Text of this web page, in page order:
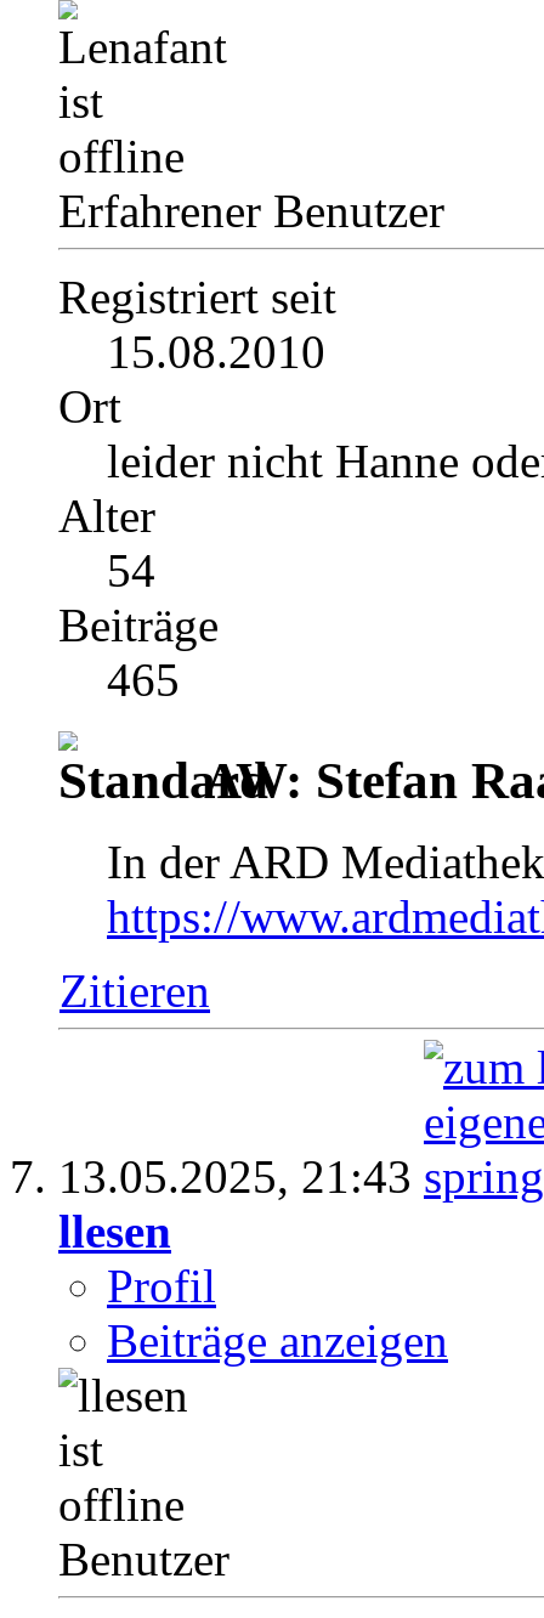
Erfahrener Benutzer
Registriert seit
15.08.2010
Ort
leider nicht Hanne
Alter
54
Beiträge
465
AW: Stefan
In der ARD
https://
Zitieren
13.05.2025, 21:43
llesen
Profil
Beiträge anzeigen
Benutzer